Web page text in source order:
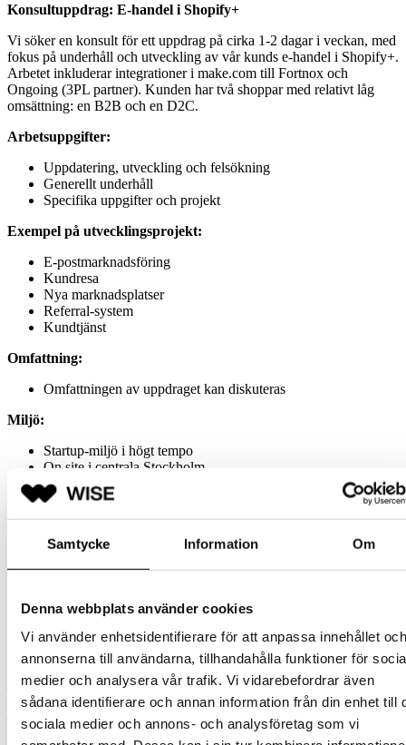
Samtycke Information Om
Denna webbplats använder cookies
Vi använder enhetsidentifierare för att anpassa innehållet och
annonserna till användarna, tillhandahålla funktioner för
medier och analysera vår trafik. Vi vidarebefordrar även
sådana identifierare och annan information från din enhet till
sociala medier och annons- och analysföretag som vi
Konsultuppdrag: E-handel i Shopify+
Vi söker en konsult för ett uppdrag på cirka 1-2 dagar i veckan, med
fokus på underhåll och utveckling av vår kunds e-handel i Shopify+.
Arbetet inkluderar integrationer i make.com till Fortnox och
Ongoing (3PL partner). Kunden har två shoppar med relativt låg
omsättning: en B2B och en D2C.
Arbetsuppgifter:
Uppdatering, utveckling och felsökning
Generellt underhåll
Specifika uppgifter och projekt
Exempel på utvecklingsprojekt:
E-postmarknadsföring
Kundresa
Nya marknadsplatser
Referral-system
Kundtjänst
Omfattning:
Omfattningen av uppdraget kan diskuteras
Miljö:
Startup-miljö i högt tempo
On site i centrala Stockholm
Kompetenskrav:
Omfattning:Ca 1-2 dagar i veckan beroende på omfattning.
– Ditt uppdaterade CV
– Timpris (inkl. omkostnader)
– Tillgänglighetsdatum